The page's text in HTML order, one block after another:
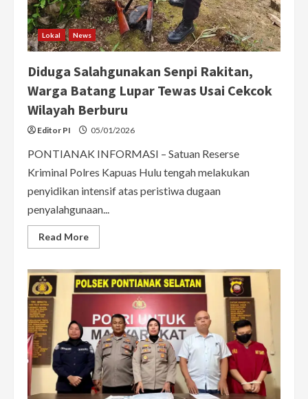
Lokal News
Diduga Salahgunakan Senpi Rakitan,
Warga Batang Lupar Tewas Usai Cekcok
Wilayah Berburu
Editor PI 05/01/2026
PONTIANAK INFORMASI – Satuan Reserse
Kriminal Polres Kapuas Hulu tengah melakukan
penyidikan intensif atas peristiwa dugaan
penyalahgunaan...
Read MoreRead
more
Salahgunakan
Senpi
Rakitan,
Batang
Lupar
Tewas
Usai
Cekcok
Wilayah
Berburu